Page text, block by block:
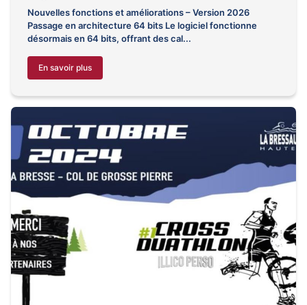
Nouvelles fonctions et améliorations – Version 2026
Passage en architecture 64 bits Le logiciel fonctionne
désormais en 64 bits, offrant des cal...
En savoir plus